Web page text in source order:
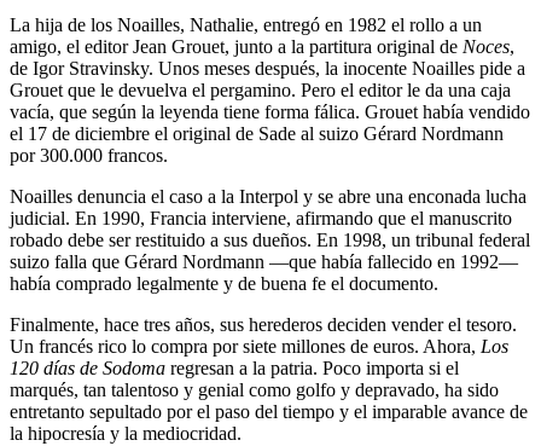
La hija de los Noailles, Nathalie, entregó en 1982 el rollo a un
amigo, el editor Jean Grouet, junto a la partitura original de Noces,
de Igor Stravinsky. Unos meses después, la inocente Noailles pide a
Grouet que le devuelva el pergamino. Pero el editor le da una caja
vacía, que según la leyenda tiene forma fálica. Grouet había vendido
el 17 de diciembre el original de Sade al suizo Gérard Nordmann
por 300.000 francos.
Noailles denuncia el caso a la Interpol y se abre una enconada lucha
judicial. En 1990, Francia interviene, afirmando que el manuscrito
robado debe ser restituido a sus dueños. En 1998, un tribunal federal
suizo falla que Gérard Nordmann —que había fallecido en 1992—
había comprado legalmente y de buena fe el documento.
Finalmente, hace tres años, sus herederos deciden vender el tesoro.
Un francés rico lo compra por siete millones de euros. Ahora, Los
120 días de Sodoma regresan a la patria. Poco importa si el
marqués, tan talentoso y genial como golfo y depravado, ha sido
entretanto sepultado por el paso del tiempo y el imparable avance de
la hipocresía y la mediocridad.